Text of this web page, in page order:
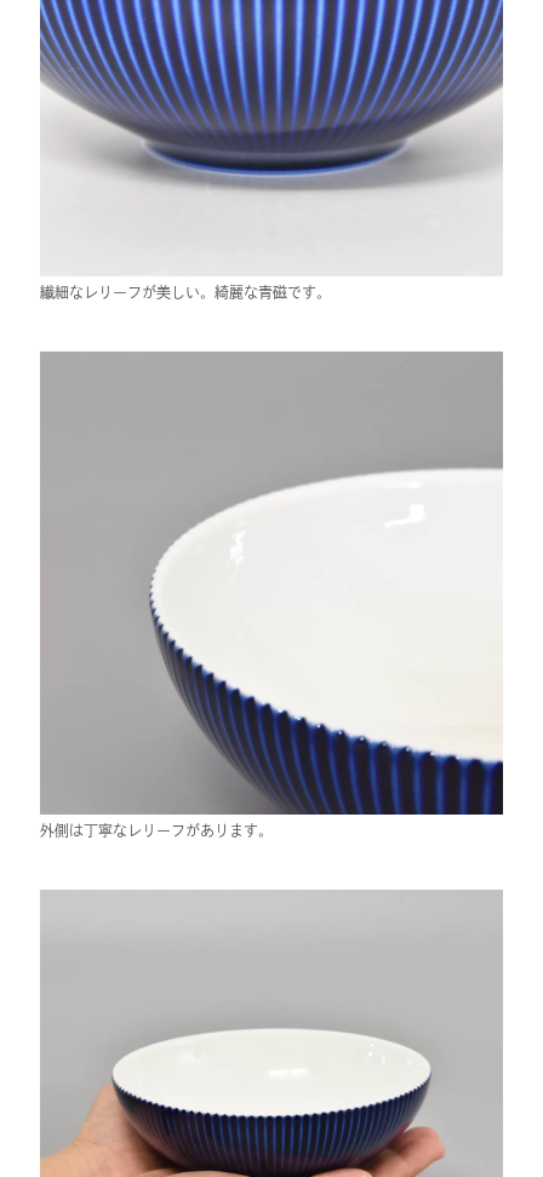
繊細なレリーフが美しい。綺麗な青磁です。
外側は丁寧なレリーフがあります。